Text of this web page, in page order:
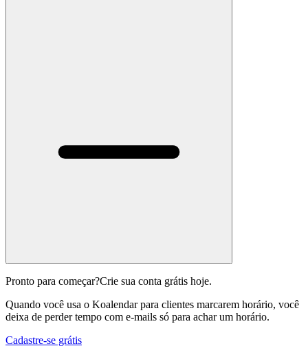
Pronto para começar?Crie sua conta grátis hoje.
Quando você usa o Koalendar para clientes marcarem horário, você
deixa de perder tempo com e-mails só para achar um horário.
Cadastre-se grátis